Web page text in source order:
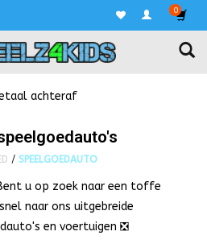
0
geld terug!
/ SPEELGOEDAUTO
u op zoek naar een toffe
naar ons uitgebreide
en voertuigen ❎